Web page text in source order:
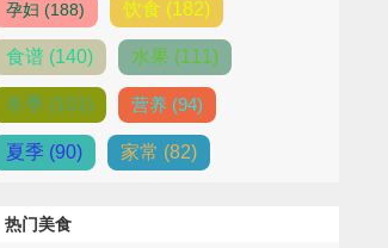
孕妇 (188) 饮食 (182)
食谱 (140) 水果 (111)
冬季 (101) 营养 (94)
夏季 (90) 家常 (82)
热门美食